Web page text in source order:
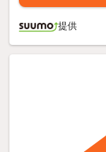
提供